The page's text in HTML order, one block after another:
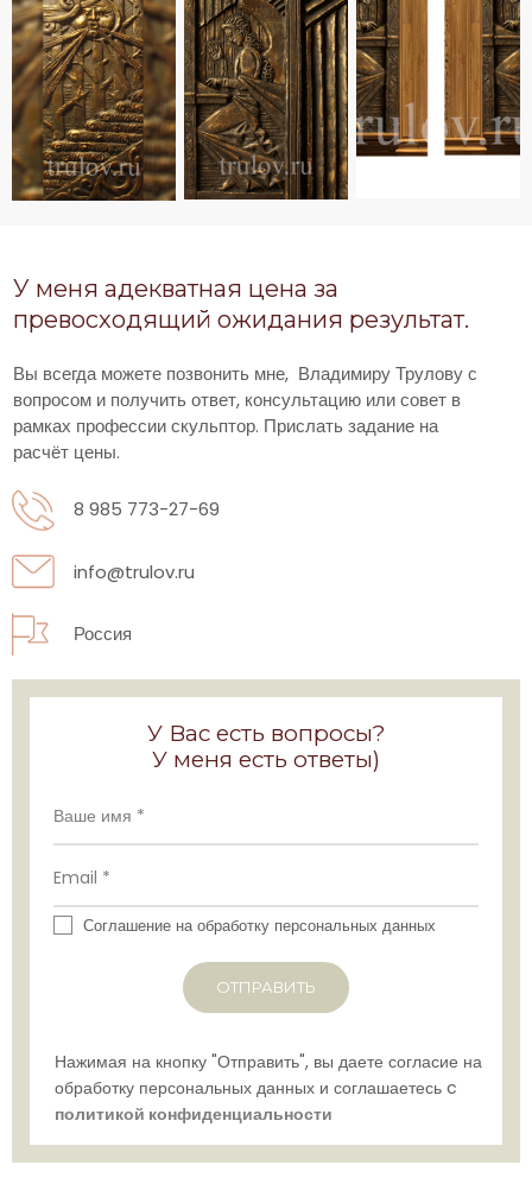
У меня адекватная цена за
превосходящий ожидания результат.
Вы всегда можете позвонить мне, Владимиру Трулову с
вопросом и получить ответ, консультацию или совет в
рамках профессии скульптор. Прислать задание на
расчёт цены.
8 985 773-27-69
info@trulov.ru
Россия
У Вас есть вопросы?
У меня есть ответы)
Соглашение на обработку персональных данных
ОТПРАВИТЬ
Нажимая на кнопку "Отправить", вы даете согласие на
обработку персональных данных и соглашаетесь c
политикой конфиденциальности